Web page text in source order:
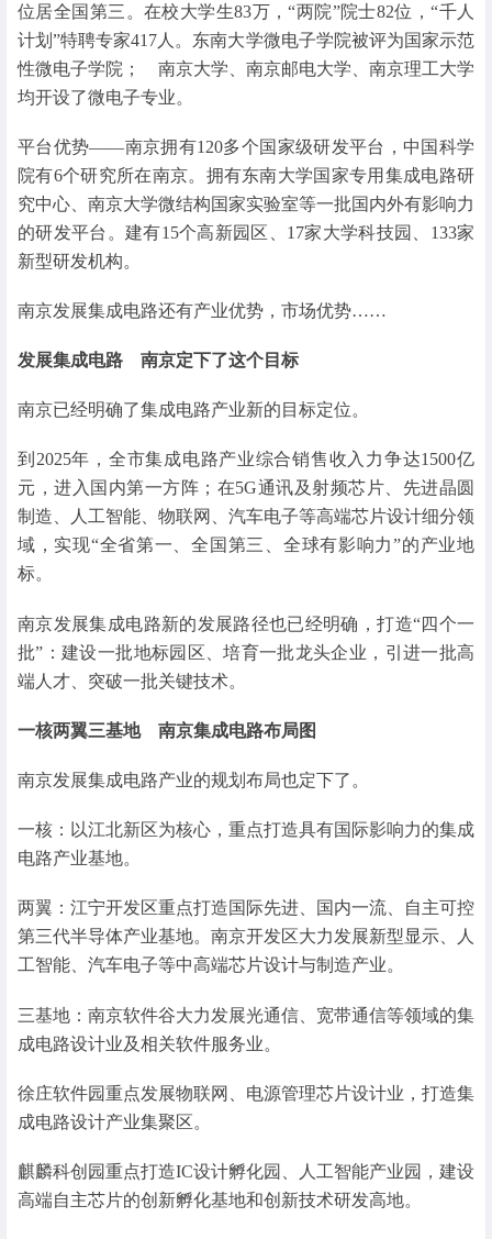
位居全国第三。在校大学生83万，“两院”院士82位，“千人
计划”特聘专家417人。东南大学微电子学院被评为国家示范
性微电子学院； 南京大学、南京邮电大学、南京理工大学
均开设了微电子专业。
平台优势——南京拥有120多个国家级研发平台，中国科学
院有6个研究所在南京。拥有东南大学国家专用集成电路研
究中心、南京大学微结构国家实验室等一批国内外有影响力
的研发平台。建有15个高新园区、17家大学科技园、133家
新型研发机构。
南京发展集成电路还有产业优势，市场优势……
发展集成电路 南京定下了这个目标
南京已经明确了集成电路产业新的目标定位。
到2025年，全市集成电路产业综合销售收入力争达1500亿
元，进入国内第一方阵；在5G通讯及射频芯片、先进晶圆
制造、人工智能、物联网、汽车电子等高端芯片设计细分领
域，实现“全省第一、全国第三、全球有影响力”的产业地
标。
南京发展集成电路新的发展路径也已经明确，打造“四个一
批”：建设一批地标园区、培育一批龙头企业，引进一批高
端人才、突破一批关键技术。
一核两翼三基地 南京集成电路布局图
南京发展集成电路产业的规划布局也定下了。
一核：以江北新区为核心，重点打造具有国际影响力的集成
电路产业基地。
两翼：江宁开发区重点打造国际先进、国内一流、自主可控
第三代半导体产业基地。南京开发区大力发展新型显示、人
工智能、汽车电子等中高端芯片设计与制造产业。
三基地：南京软件谷大力发展光通信、宽带通信等领域的集
成电路设计业及相关软件服务业。
徐庄软件园重点发展物联网、电源管理芯片设计业，打造集
成电路设计产业集聚区。
麒麟科创园重点打造IC设计孵化园、人工智能产业园，建设
高端自主芯片的创新孵化基地和创新技术研发高地。